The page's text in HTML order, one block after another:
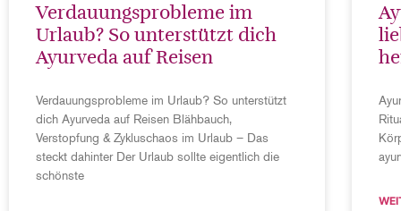
Verdauungsprobleme im
Urlaub? So unterstützt dich
Ayurveda auf Reisen
Verdauungsprobleme im Urlaub? So unterstützt
dich Ayurveda auf Reisen Blähbauch,
Verstopfung & Zykluschaos im Urlaub – Das
steckt dahinter Der Urlaub sollte eigentlich die
schönste